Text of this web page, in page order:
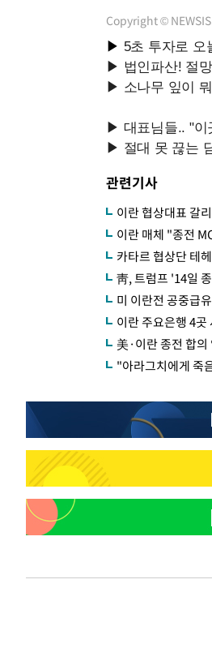
Copyright ©
관련기사
이란 협상대표 갈
이란 매체 "종전
카타르 협상단 테
靑, 트럼프 '14일
미 이란전 공중급
이란 주요은행 4
美·이란 종전 합
"아라그치에게 죽